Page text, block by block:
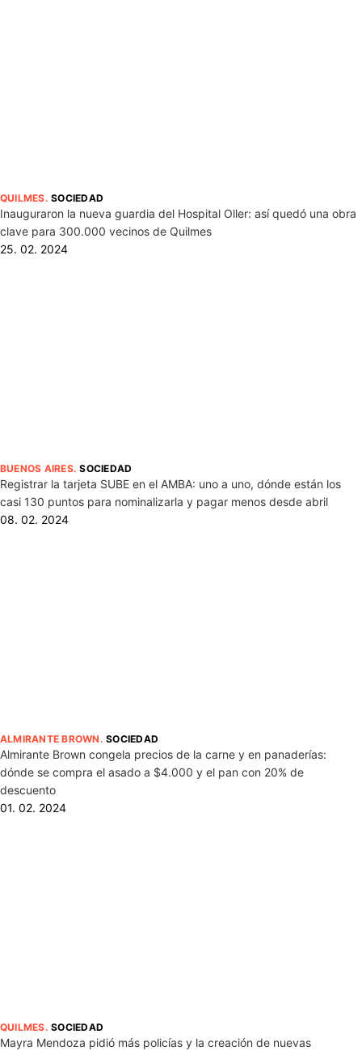
QUILMES.SOCIEDAD
Inauguraron la nueva guardia del Hospital Oller: así quedó una obra
clave para 300.000 vecinos de Quilmes
25. 02. 2024
BUENOS AIRES.SOCIEDAD
Registrar la tarjeta SUBE en el AMBA: uno a uno, dónde están los
casi 130 puntos para nominalizarla y pagar menos desde abril
08. 02. 2024
ALMIRANTE BROWN .SOCIEDAD
Almirante Brown congela precios de la carne y en panaderías:
dónde se compra el asado a $4.000 y el pan con 20% de
descuento
01. 02. 2024
QUILMES.SOCIEDAD
Mayra Mendoza pidió más policías y la creación de nuevas